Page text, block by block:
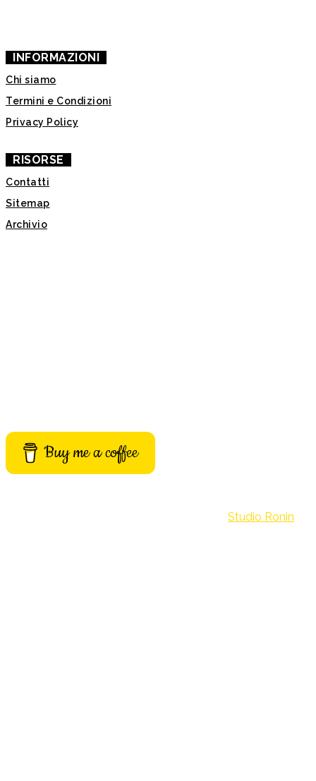
INFORMAZIONI
Chi siamo
Termini e Condizioni
Privacy Policy
RISORSE
Contatti
Sitemap
Archivio
Buy me a coffee
Studio Ronin